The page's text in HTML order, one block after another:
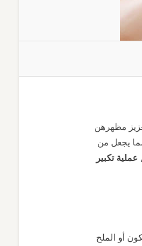
مظهرهن
يجعل من
عملية تكبير
أو الملح